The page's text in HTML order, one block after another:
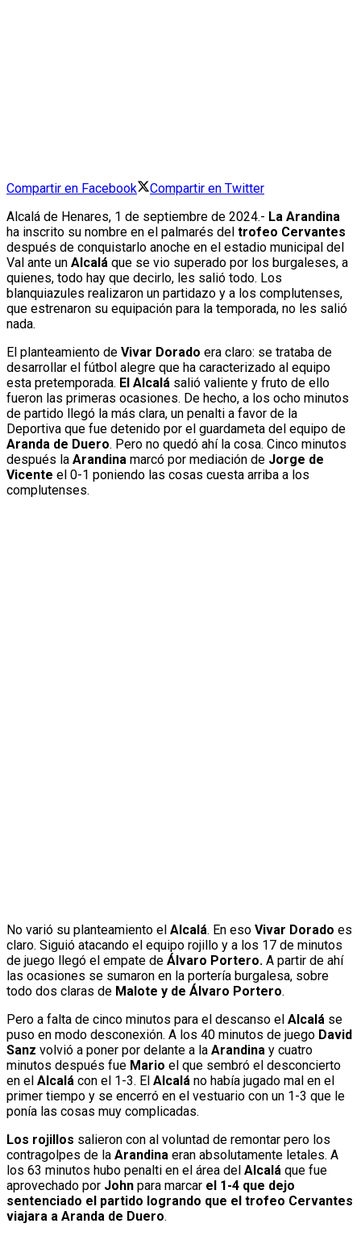
Compartir en Facebook
Compartir en Twitter
Alcalá de Henares, 1 de septiembre de 2024.- La Arandina
ha inscrito su nombre en el palmarés del trofeo Cervantes
después de conquistarlo anoche en el estadio municipal del
Val ante un Alcalá que se vio superado por los burgaleses, a
quienes, todo hay que decirlo, les salió todo. Los
blanquiazules realizaron un partidazo y a los complutenses,
que estrenaron su equipación para la temporada, no les salió
nada.
El planteamiento de Vivar Dorado era claro: se trataba de
desarrollar el fútbol alegre que ha caracterizado al equipo
esta pretemporada. El Alcalá salió valiente y fruto de ello
fueron las primeras ocasiones. De hecho, a los ocho minutos
de partido llegó la más clara, un penalti a favor de la
Deportiva que fue detenido por el guardameta del equipo de
Aranda de Duero. Pero no quedó ahí la cosa. Cinco minutos
después la Arandina marcó por mediación de Jorge de
Vicente el 0-1 poniendo las cosas cuesta arriba a los
complutenses.
No varió su planteamiento el Alcalá. En eso Vivar Dorado es
claro. Siguió atacando el equipo rojillo y a los 17 de minutos
de juego llegó el empate de Álvaro Portero. A partir de ahí
las ocasiones se sumaron en la portería burgalesa, sobre
todo dos claras de Malote y de Álvaro Portero.
Pero a falta de cinco minutos para el descanso el Alcalá se
puso en modo desconexión. A los 40 minutos de juego David
Sanz volvió a poner por delante a la Arandina y cuatro
minutos después fue Mario el que sembró el desconcierto
en el Alcalá con el 1-3. El Alcalá no había jugado mal en el
primer tiempo y se encerró en el vestuario con un 1-3 que le
ponía las cosas muy complicadas.
Los rojillos salieron con al voluntad de remontar pero los
contragolpes de la Arandina eran absolutamente letales. A
los 63 minutos hubo penalti en el área del Alcalá que fue
aprovechado por John para marcar el 1-4 que dejo
sentenciado el partido logrando que el trofeo Cervantes
viajara a Aranda de Duero.